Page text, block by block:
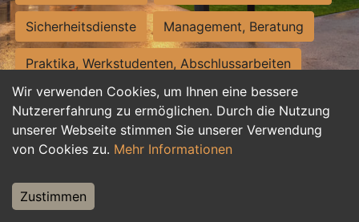
Wir verwenden Cookies, um Ihnen eine bessere
Nutzererfahrung zu ermöglichen. Durch die Nutzung
unserer Webseite stimmen Sie unserer Verwendung
von Cookies zu. Mehr Informationen
Zustimmen
Sicherheitsdienste Management, Beratung
Praktika, Werkstudenten, Abschlussarbeiten
Personalwesen Assistenz, Sekretariat
Hilfskräfte, Aushilfs- und Nebenjobs
Weiterbildung, Studium, duale Ausbildung